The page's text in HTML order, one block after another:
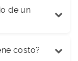
de un
costo?